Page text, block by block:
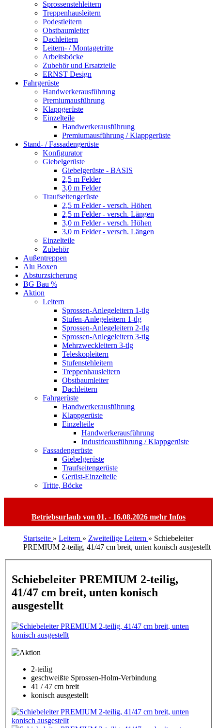
Sprossenstehleitern
Treppenhausleitern
Podestleitern
Obstbaumleiter
Dachleitern
Leitern- / Montagetritte
Arbeitsböcke
Zubehör und Ersatzteile
ERNST Design
Fahrgerüste
Handwerkerausführung
Premiumausführung
Klappgerüste
Einzelteile
Handwerkerausführung
Premiumausführung / Klappgerüste
Stand- / Fassadengerüste
Konfigurator
Giebelgerüste
Giebelgerüste - BASIS
2,5 m Felder
3,0 m Felder
Traufseitengerüste
2,5 m Felder - versch. Höhen
2,5 m Felder - versch. Längen
3,0 m Felder - versch. Höhen
3,0 m Felder - versch. Längen
Einzelteile
Zubehör
Außentreppen
Alu Boxen
Absturzsicherung
BG Bau %
Aktion
Leitern
Sprossen-Anlegeleitern 1-tlg
Stufen-Anlegeleitern 1-tlg
Sprossen-Anlegeleitern 2-tlg
Sprossen-Anlegeleitern 3-tlg
Mehrzweckleitern 3-tlg
Teleskopleitern
Stufenstehleitern
Treppenhausleitern
Obstbaumleiter
Dachleitern
Fahrgerüste
Handwerkerausführung
Klappgerüste
Einzelteile
Handwerkerausführung
Industrieausführung / Klappgerüste
Fassadengerüste
Giebelgerüste
Traufseitengerüste
Gerüst-Einzelteile
Tritte, Böcke
Betriebsurlaub von 01. - 16.08.2026 mehr Infos
Startseite » Leitern » Zweiteilige Leitern » Schiebeleiter
PREMIUM 2-teilig, 41/47 cm breit, unten konisch ausgestellt
Schiebeleiter PREMIUM 2-teilig,
41/47 cm breit, unten konisch
ausgestellt
2-teilig
geschweißte Sprossen-Holm-Verbindung
41 / 47 cm breit
konisch ausgestellt